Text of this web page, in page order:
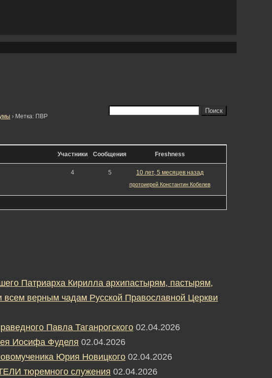
› Метка: ПВР
Участники Сообщения Freshness
4 5 10 лет, 5 месяцев назад
протоиерей Константин Кобелев
Патриарха Кирилла архипастырям, пастырям,
верным чадам Русской Православной Церкви
Павла Таганрогского 02.04.2026
Иосифа Фуделя 02.04.2026
Юрия Новицкого 02.04.2026
тюремного служения 02.04.2026